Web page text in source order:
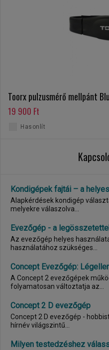
Toorx pulzusmérő mellpánt
19 900 Ft
Hasonlít
Kondigépek fajtái – a
Alapkérdések kondigép választás előtt Nézzünk
melyekre válaszolva...
Evezőgép - a
Az evezőgép helyes használata Ha elsajátítjuk az
használatához szükséges...
Concept Evezőgép:
A Concept 2 evezőgépek
folyamatosan változtatja az...
Concept 2 D evezőgép
Concept 2 D evezőgép -
hírnév világszintű...
Milyen testedzéshez